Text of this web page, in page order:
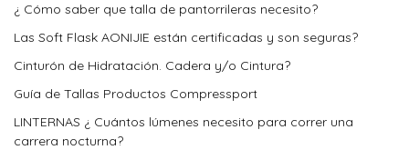
¿ Cómo saber que talla de pantorrileras necesito?
Las Soft Flask AONIJIE están certificadas y son seguras?
Cinturón de Hidratación. Cadera y/o Cintura?
Guía de Tallas Productos Compressport
LINTERNAS ¿ Cuántos lúmenes necesito para correr una
carrera nocturna?